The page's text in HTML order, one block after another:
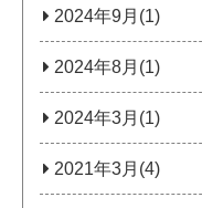
2024年9月(1)
2024年8月(1)
2024年3月(1)
2021年3月(4)